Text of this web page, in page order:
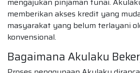
memberikan akses kredit yang
masyarakat yang belum terlayani
konvensional.
Bagaimana Akulaku